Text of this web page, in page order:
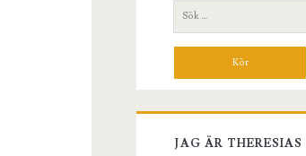
sidopanel
Sök
efter:
JAG ÄR THERESIAS